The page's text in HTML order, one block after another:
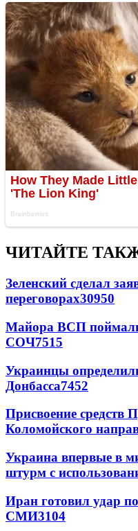
ЧИТАЙТЕ
Зеленский сделал
переговорах30950
Майора ВСП
СОЧ7515
Украинцы
Донбасса7452
Присвоение средств
Коломойского
Украина впервые в
штурм с
Иран готовил удар
СМИ3104